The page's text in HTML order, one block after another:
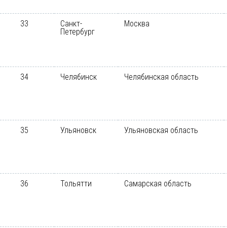
33
Санкт-
Петербург
Москва
34 Челябинск Челябинская область
35 Ульяновск Ульяновская область
36 Тольятти Самарская область